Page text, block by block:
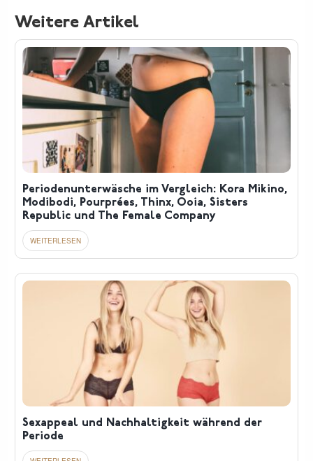
Weitere Artikel
Periodenunterwäsche im Vergleich: Kora Mikino,
Modibodi, Pourprées, Thinx, Ooia, Sisters
Republic und The Female Company
Sexappeal und Nachhaltigkeit während der
Periode